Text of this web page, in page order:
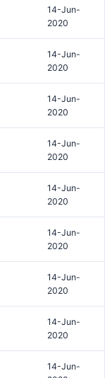
14-Jun-
2020
14-Jun-
2020
14-Jun-
2020
14-Jun-
2020
14-Jun-
2020
14-Jun-
2020
14-Jun-
2020
14-Jun-
2020
14-Jun-